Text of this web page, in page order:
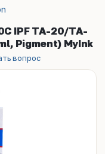
IPF TA-20/TA-
Pigment) MyInk
вопрос